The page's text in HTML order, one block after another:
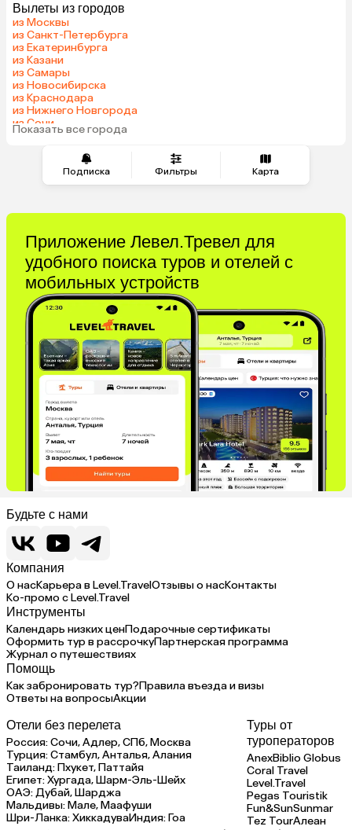
Подписка Фильтры Карта
Вылеты из городов
из Москвы
из Санкт-Петербурга
из Екатеринбурга
из Казани
из Самары
из Новосибирска
из Краснодара
из Нижнего Новгорода
из Сочи
из Челябинска
Показать все города
Приложение Левел.Тревел для
удобного поиска туров и отелей с
мобильных устройств
Будьте с нами
Компания
О насКарьера в Level.TravelОтзывы о насКонтакты
Ко-промо с Level.Travel
Инструменты
Календарь низких ценПодарочные сертификаты
Оформить тур в рассрочкуПартнерская программа
Журнал о путешествиях
Помощь
Как забронировать тур?Правила въезда и визы
Ответы на вопросыАкции
Отели без перелета
Россия:Сочи,Адлер,СПб,Москва
Турция:Стамбул,Анталья,Алания
Таиланд:Пхукет,Паттайя
Египет:Хургада,Шарм-Эль-Шейх
ОАЭ:Дубай,Шарджа
Мальдивы:Мале,Маафуши
Шри-Ланка:ХиккадуваИндия:Гоа
Туры от
туроператоров
AnexBiblio Globus
Coral Travel
Level.Travel
Pegas Touristik
Fun&SunSunmar
Tez TourАлеан